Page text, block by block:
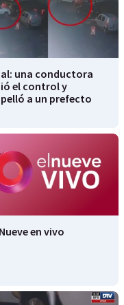
una conductora
el control y
a un prefecto
en vivo